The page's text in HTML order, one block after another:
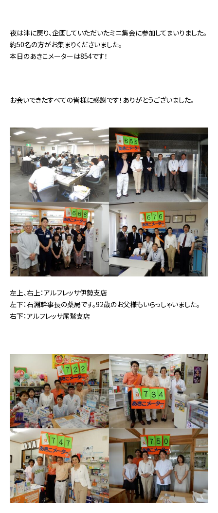
夜は津に戻り、企画していただいたミニ集会に参加してまいりました。
約50名の方がお集まりくださいました。
本日のあきこメーターは854です！
お会いできたすべての皆様に感謝です！ありがとうございました。
左上、右上：アルフレッサ伊勢支店
左下：石淵幹事長の薬局です。92歳のお父様もいらっしゃいました。
右下：アルフレッサ尾鷲支店